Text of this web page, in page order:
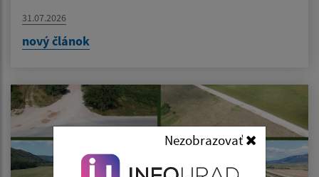
Nezobrazovať
31.07.2026
nový článok